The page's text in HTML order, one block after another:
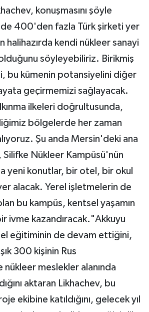
konuşmasını şöyle
400'den fazla Türk şirketi yer
halihazırda kendi nükleer sanayi
söyleyebiliriz. Birikmiş
bu kümenin potansiyelini diğer
geçirmemizi sağlayacak.
ilkeleri doğrultusunda,
bölgelerde her zaman
Şu anda Mersin'deki ana
Nükleer Kampüsü'nün
yeni konutlar, bir otel, bir okul
alacak. Yerel işletmelerin de
bu kampüs, kentsel yaşamın
ivme kazandıracak."Akkuyu
eğitiminin de devam ettiğini,
300 kişinin Rus
meslekler alanında
aktaran Likhachev, bu
ekibine katıldığını, gelecek yıl